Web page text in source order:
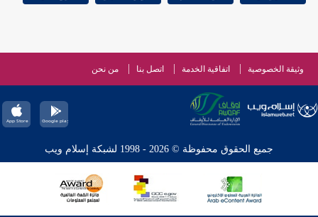
وثيقة الخصوصية اتفاقية الخدمة اتصل بنا من نحن
جميع الحقوق محفوظة © 2026 - 1998 لشبكة إسلام ويب